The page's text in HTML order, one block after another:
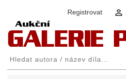
Registrovat person